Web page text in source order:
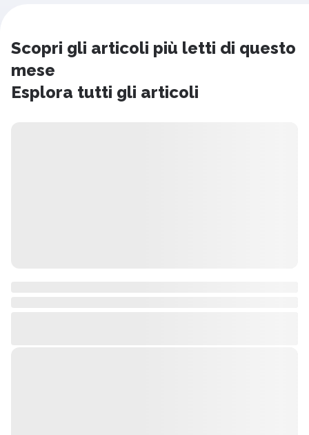
Scopri gli articoli più letti di questo
mese
Esplora tutti gli articoli